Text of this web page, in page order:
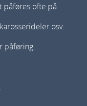
påføres ofte på
osv.
påføring.